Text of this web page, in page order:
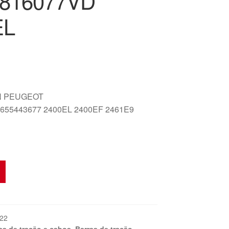
PEUGEOT
2400EL 2400EF 2461E9